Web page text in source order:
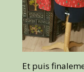
Et puis